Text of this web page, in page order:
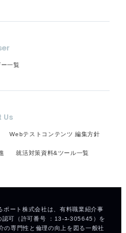
一覧
Us
Webテストコンテンツ 編集方針
就活対策資料&ツール一覧